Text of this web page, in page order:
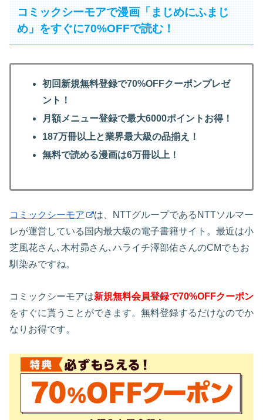
コミックシーモアで漫画「まじめにふまじ
め」をすぐに70%OFFで読む！
初回新規無料登録で70%OFFクーポンプレゼ
ント！
月額メニュー登録で最大6000ポイントお得！
187万冊以上と業界最大級の品揃え！
無料で読める漫画は6万冊以上！
コミックシーモア
は、NTTグループであるNTTソルマー
レが運営している国内最大級の電子書籍サイト。最近は小
芝風花さん､木村昴さん､ハライチ澤部佑さんのCMでもお
馴染みですね。
コミックシーモアは新規無料会員登録で70%OFFクーポン
をすぐに貰うことができます。無料登録するだけなのでか
なりお得です。